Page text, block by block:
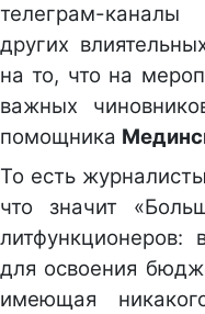
телеграм-
других
на то, что на
важных
помощника
То есть
что значит
для освоения
имеющая